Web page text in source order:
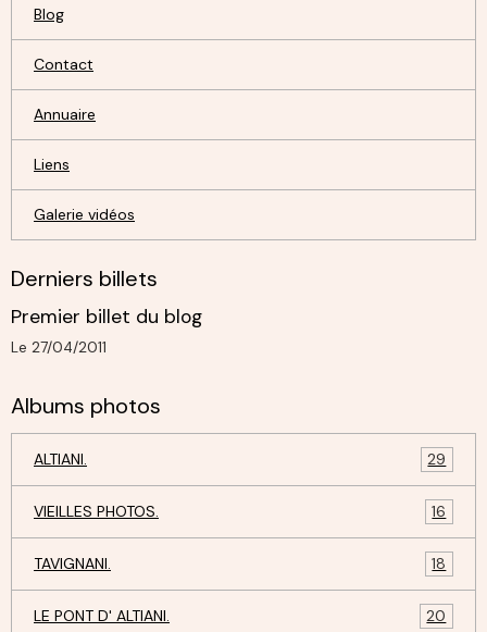
Blog
Contact
Annuaire
Liens
Galerie vidéos
Derniers billets
Premier billet du blog
Le 27/04/2011
Albums photos
ALTIANI. 29
VIEILLES PHOTOS. 16
TAVIGNANI. 18
LE PONT D' ALTIANI. 20